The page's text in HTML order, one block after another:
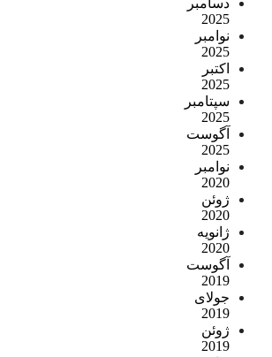
دسامبر
2025
نوامبر
2025
اکتبر
2025
سپتامبر
2025
آگوست
2025
نوامبر
2020
ژوئن
2020
ژانویه
2020
آگوست
2019
جولای
2019
ژوئن
2019